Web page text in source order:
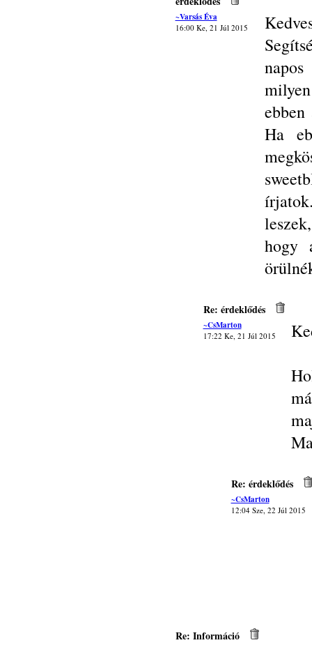
~Varsás Éva
16:00 Ke, 21 Júl 2015
Ha
hogy
Re: érdeklődés
~CsMarton
17:22 Ke, 21 Júl 2015
Re: érdeklődés
~CsMarton
12:04 Sze, 22 Júl 2015
Re: Információ